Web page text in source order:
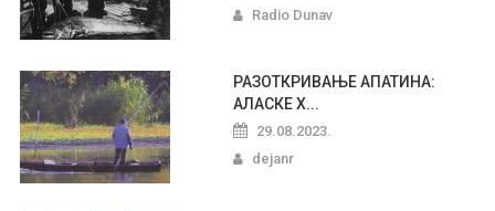
Radio Dunav
РАЗОТКРИВАЊЕ АПАТИНА:
АЛАСКЕ Х...
29.08.2023.
dejanr